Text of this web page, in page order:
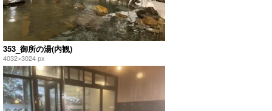
353_御所の湯(内観)
4032×3024 px